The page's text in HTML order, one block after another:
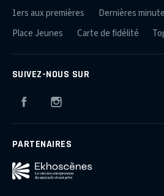
1ers aux premières Dernières
Place Jeunes
Carte de fidélité
SUIVEZ-NOUS SUR
Facebook
PARTENAIRES